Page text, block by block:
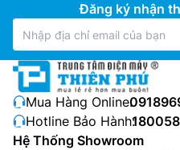
Đăng ký nhận
Mua Hàng Online:
Hotline Bảo Hành:
Hệ Thống Showroom